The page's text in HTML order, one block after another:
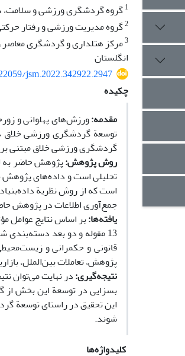
1گروه گردشگری ورزشی و سلامت،
2گروه مدیریت ورزشی و رفتار
3مرکز هتلداری و گردشگری معاصر
انگلستان
jsm.2022.342922.2947
چکیده
مقدمه:ورزش‌های پهلوانی و
توسعة گردشگری ورزشی خلاق
گردشگری ورزشی خلاق مبتنی
روش پژوهش:پژوهش حاضر به
تحلیلی است و داده‌های
است که از روش نظریة
جمع‌آوری اطلاعات در پژوهش
یافته‌ها:
13 مقوله و دو بعد
قانونی و حکمرانی و
پژوهش، تعاملات بین‌الملل،
نتیجه‌گیری:در نهایت می‌توان
بسزایی در توسعة این بخش از
این تحقیق در راستای توسعة
شوند.
کلیدواژه‌ها